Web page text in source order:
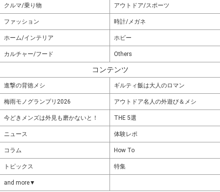
クルマ/乗り物 アウトドア/スポーツ
ファッション 時計/メガネ
ホーム/インテリア ホビー
カルチャー/フード Others
コンテンツ
進撃の背徳メシ ギルティ飯は大人のロマン
梅雨モノグランプリ2026 アウトドア名人の外遊び＆メシ
今どきメンズは外見も磨かないと！ THE 5選
ニュース 体験レポ
コラム How To
トピックス 特集
and more▼